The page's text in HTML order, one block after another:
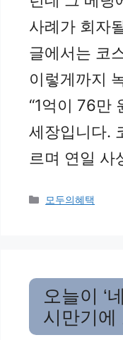
사례가 회자
글에서는 코
이렇게까지
“1억이 76만
세장입니다.
르며 연일
Categories
모두의혜택
오늘이 ‘
시만기에